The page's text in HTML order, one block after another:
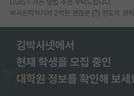
DGIST 가는 방법 추천 부탁드립니다.